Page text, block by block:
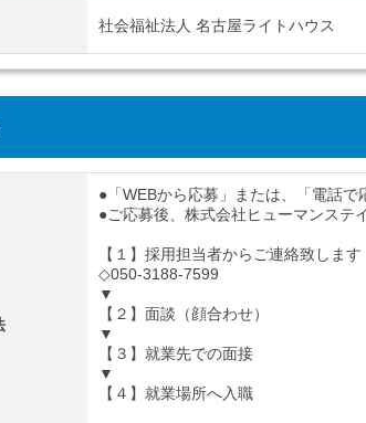
社会福祉法人 名古屋ライトハウス
●「WEBから応募」または、「電話
●ご応募後、株式会社ヒューマンステ
【１】採用担当者からご連絡致します
◇050-3188-7599
▼
【２】面談（顔合わせ）
▼
【３】就業先での面接
▼
【４】就業場所へ入職